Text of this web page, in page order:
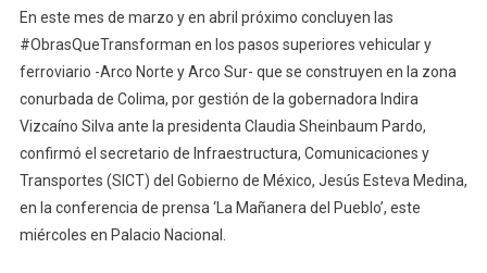
En este mes de marzo y en abril próximo concluyen las
#ObrasQueTransforman en los pasos superiores vehicular y
ferroviario -Arco Norte y Arco Sur- que se construyen en la zona
conurbada de Colima, por gestión de la gobernadora Indira
Vizcaíno Silva ante la presidenta Claudia Sheinbaum Pardo,
confirmó el secretario de Infraestructura, Comunicaciones y
Transportes (SICT) del Gobierno de México, Jesús Esteva Medina,
en la conferencia de prensa ‘La Mañanera del Pueblo’, este
miércoles en Palacio Nacional.